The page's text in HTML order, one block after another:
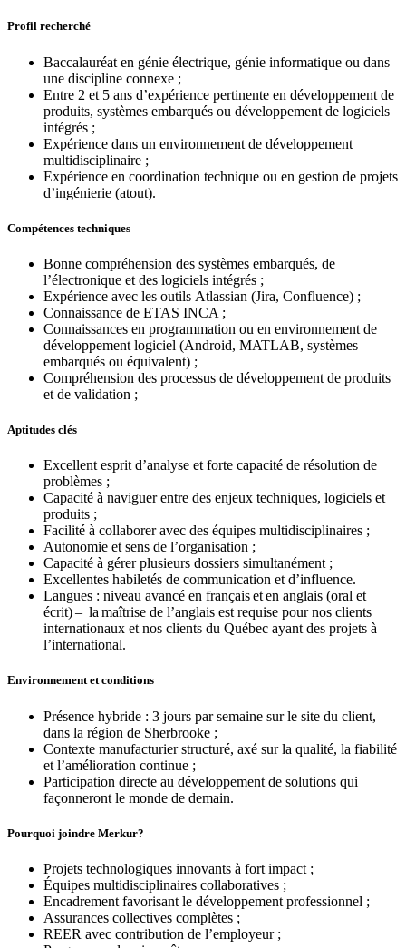
Profil recherché
Baccalauréat en génie électrique, génie informatique ou dans
une discipline connexe ;
Entre 2 et 5 ans d’expérience pertinente en développement de
produits, systèmes embarqués ou développement de logiciels
intégrés ;
Expérience dans un environnement de développement
multidisciplinaire ;
Expérience en coordination technique ou en gestion de projets
d’ingénierie (atout).
Compétences techniques
Bonne compréhension des systèmes embarqués, de
l’électronique et des logiciels intégrés ;
Expérience avec les outils Atlassian (Jira, Confluence) ;
Connaissance de ETAS INCA ;
Connaissances en programmation ou en environnement de
développement logiciel (Android, MATLAB, systèmes
embarqués ou équivalent) ;
Compréhension des processus de développement de produits
et de validation ;
Aptitudes clés
Excellent esprit d’analyse et forte capacité de résolution de
problèmes ;
Capacité à naviguer entre des enjeux techniques, logiciels et
produits ;
Facilité à collaborer avec des équipes multidisciplinaires ;
Autonomie et sens de l’organisation ;
Capacité à gérer plusieurs dossiers simultanément ;
Excellentes habiletés de communication et d’influence.
Langues : niveau avancé en français et en anglais (oral et
écrit) – la maîtrise de l’anglais est requise pour nos clients
internationaux et nos clients du Québec ayant des projets à
l’international.
Environnement et conditions
Présence hybride : 3 jours par semaine sur le site du client,
dans la région de Sherbrooke ;
Contexte manufacturier structuré, axé sur la qualité, la fiabilité
et l’amélioration continue ;
Participation directe au développement de solutions qui
façonneront le monde de demain.
Pourquoi joindre Merkur?
Projets technologiques innovants à fort impact ;
Équipes multidisciplinaires collaboratives ;
Encadrement favorisant le développement professionnel ;
Assurances collectives complètes ;
REER avec contribution de l’employeur ;